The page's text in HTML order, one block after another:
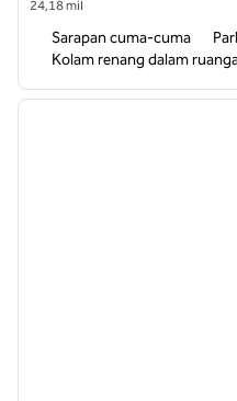
24,18 mil
Sarapan cuma-cuma
Kolam renang dalam
1 dari 12